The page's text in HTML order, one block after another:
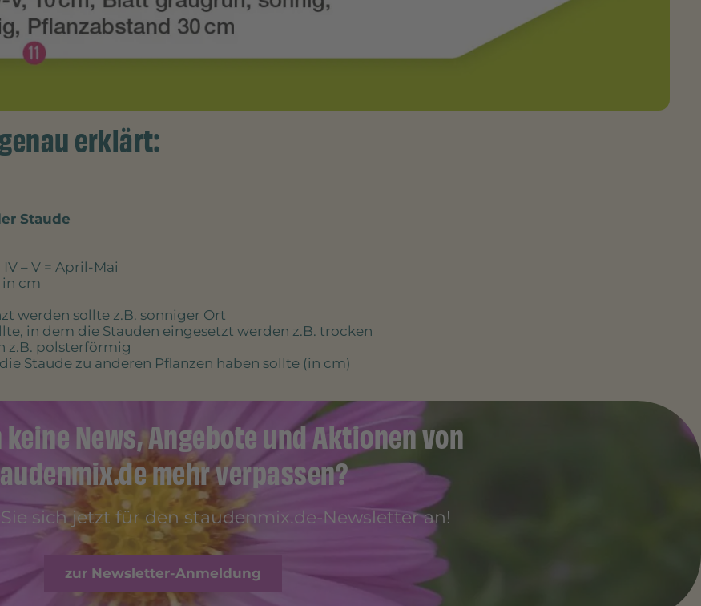
erklärt:
Staude
– V = April-Mai
in cm
werden sollte z.B. sonniger Ort
in dem die Stauden eingesetzt werden z.B. trocken
z.B. polsterförmig
Staude zu anderen Pflanzen haben sollte (in cm)
News, Angebote und Aktionen von
mehr verpassen?
sich jetzt für den staudenmix.de-Newsletter an!
zur Newsletter-Anmeldung